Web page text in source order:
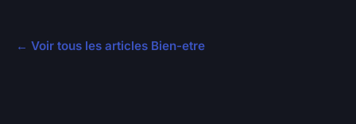
← Voir tous les articles Bien-etre